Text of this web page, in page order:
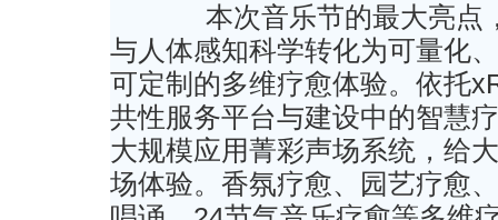
本次音乐节的最大亮点
与人体感知科学转化为可量化
可定制的多维疗愈体验。依托
共性服务平台与建设中的智慧
大规模应用菁彩声场系统，给
场体验。香氛疗愈、园艺疗愈